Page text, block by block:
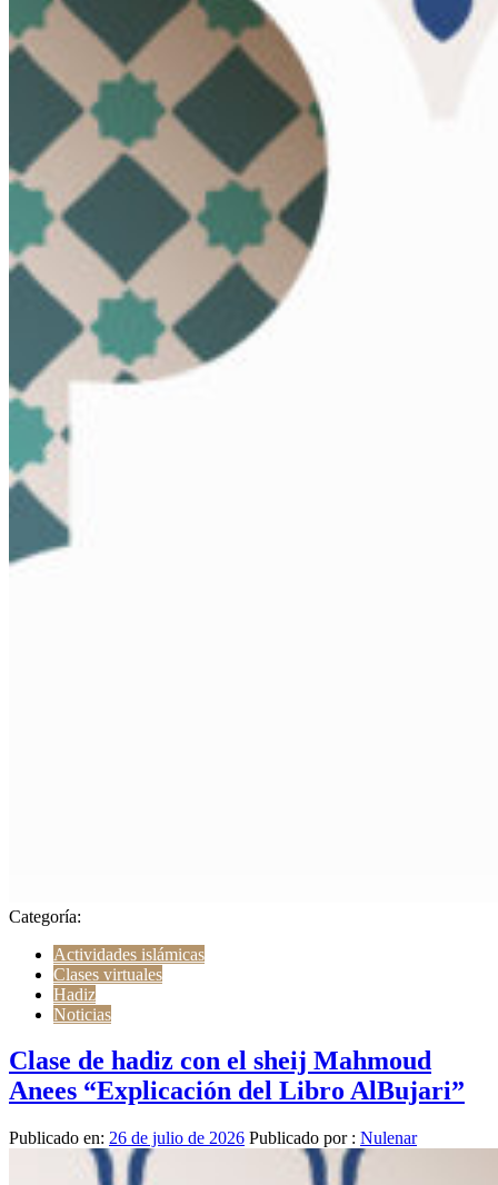
Categoría:
Actividades islámicas
Clases virtuales
Hadiz
Noticias
Clase de hadiz con el sheij Mahmoud
Anees “Explicación del Libro AlBujari”
Publicado en: 26 de julio de 2026 Publicado por : Nulenar